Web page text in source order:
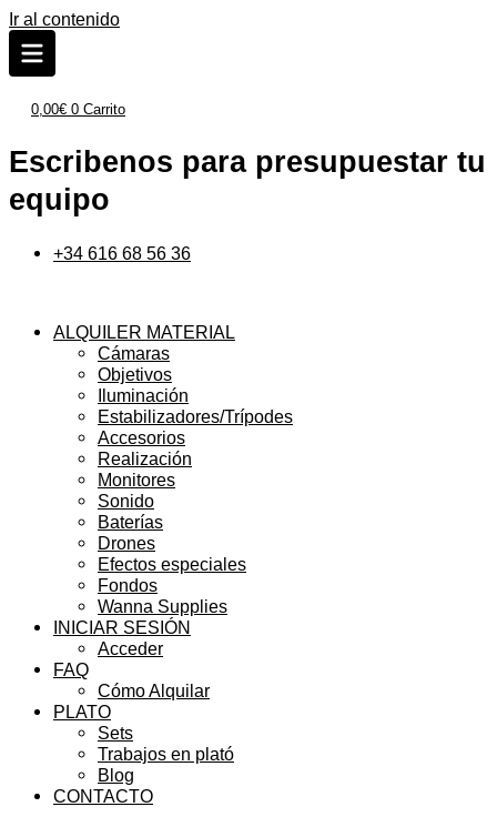
Ir al contenido
0,00€ 0 Carrito
Escribenos para presupuestar tu
equipo
+34 616 68 56 36
ALQUILER MATERIAL
Cámaras
Objetivos
Iluminación
Estabilizadores/Trípodes
Accesorios
Realización
Monitores
Sonido
Baterías
Drones
Efectos especiales
Fondos
Wanna Supplies
INICIAR SESIÓN
Acceder
FAQ
Cómo Alquilar
PLATO
Sets
Trabajos en plató
Blog
CONTACTO